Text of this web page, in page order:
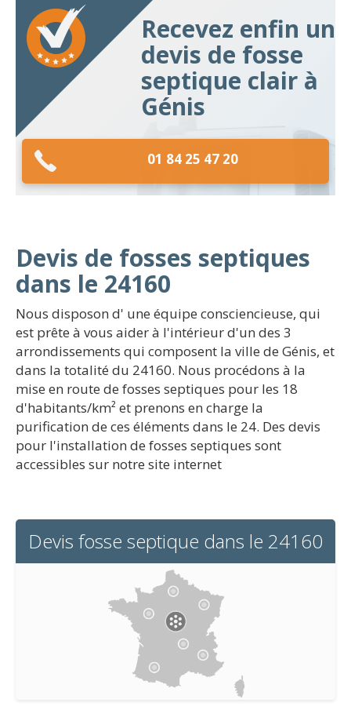
Recevez enfin un
devis de fosse
septique clair à
Génis
01 84 25 47 20
Devis de fosses septiques
dans le 24160
Nous disposon d' une équipe consciencieuse, qui
est prête à vous aider à l'intérieur d'un des 3
arrondissements qui composent la ville de Génis, et
dans la totalité du 24160. Nous procédons à la
mise en route de fosses septiques pour les 18
d'habitants/km² et prenons en charge la
purification de ces éléments dans le 24. Des devis
pour l'installation de fosses septiques sont
accessibles sur notre site internet
Devis fosse septique dans le 24160